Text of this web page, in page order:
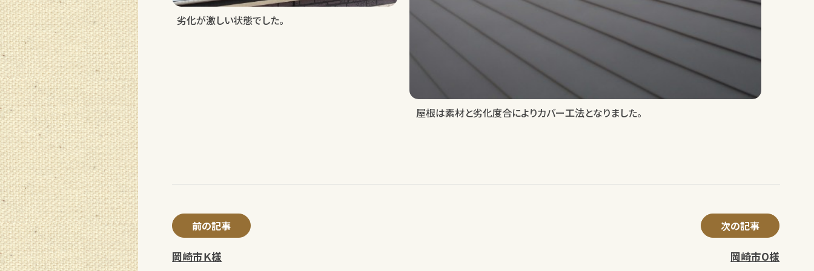
劣化が激しい状態でした。
屋根は素材と劣化度合によりカバー工法となりました。
前の記事
岡崎市Ｋ様
次の記事
岡崎市O様